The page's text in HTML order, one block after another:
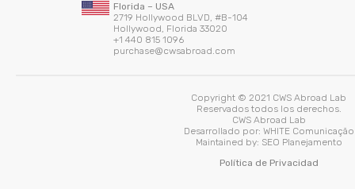
Copyright © 2021 CWS Abroad Lab
Reservados todos los derechos.
CWS Abroad Lab
Desarrollado por: WHITE Comunicação
Maintained by: SEO Planejamento
Política de Privacidad
Florida – USA
2719 Hollywood BLVD, #B-104
Hollywood, Florida 33020
+1 440 815 1096
purchase@cwsabroad.com